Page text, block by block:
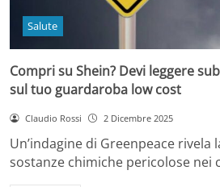
Salute
Compri su Shein? Devi leggere
sul tuo guardaroba low cost
Claudio Rossi 2 Dicembre 2025
Un’indagine di Greenpeace rivela
sostanze chimiche pericolose nei